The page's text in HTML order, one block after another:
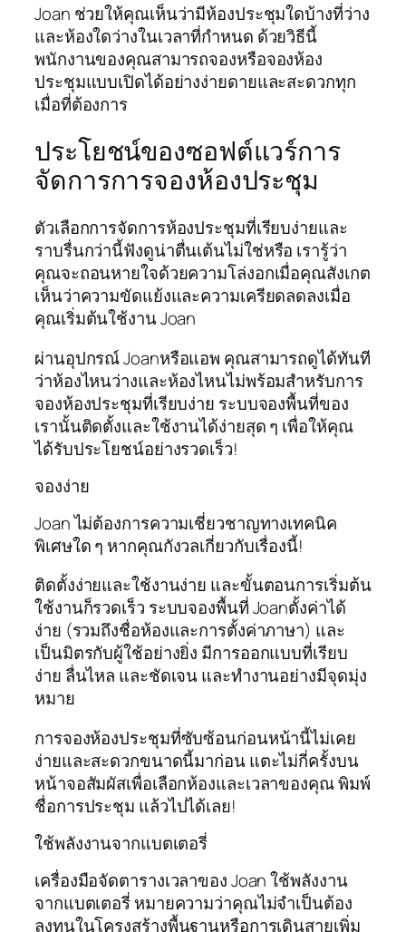
Joan ช่วยให้คุณเห็นว่ามีห้องประชุมใดบ้างที่ว่าง
และห้องใดว่างในเวลาที่กำหนด ด้วยวิธีนี้
พนักงานของคุณสามารถจองหรือจองห้อง
ประชุมแบบเปิดได้อย่างง่ายดายและสะดวกทุก
เมื่อที่ต้องการ
ประโยชน์ของซอฟต์แวร์การ
จัดการการจองห้องประชุม
ตัวเลือกการจัดการห้องประชุมที่เรียบง่ายและ
ราบรื่นกว่านี้ฟังดูน่าตื่นเต้นไม่ใช่หรือ เรารู้ว่า
คุณจะถอนหายใจด้วยความโล่งอกเมื่อคุณสังเกต
เห็นว่าความขัดแย้งและความเครียดลดลงเมื่อ
คุณเริ่มต้นใช้งาน Joan
ผ่านอุปกรณ์ Joanหรือแอพ คุณสามารถดูได้ทันที
ว่าห้องไหนว่างและห้องไหนไม่พร้อมสำหรับการ
จองห้องประชุมที่เรียบง่าย ระบบจองพื้นที่ของ
เรานั้นติดตั้งและใช้งานได้ง่ายสุด ๆ เพื่อให้คุณ
ได้รับประโยชน์อย่างรวดเร็ว!
จองง่าย
Joan ไม่ต้องการความเชี่ยวชาญทางเทคนิค
พิเศษใด ๆ หากคุณกังวลเกี่ยวกับเรื่องนี้!
ติดตั้งง่ายและใช้งานง่าย และขั้นตอนการเริ่มต้น
ใช้งานก็รวดเร็ว ระบบจองพื้นที่ Joanตั้งค่าได้
ง่าย (รวมถึงชื่อห้องและการตั้งค่าภาษา) และ
เป็นมิตรกับผู้ใช้อย่างยิ่ง มีการออกแบบที่เรียบ
ง่าย ลื่นไหล และชัดเจน และทำงานอย่างมีจุดมุ่ง
หมาย
การจองห้องประชุมที่ซับซ้อนก่อนหน้านี้ไม่เคย
ง่ายและสะดวกขนาดนี้มาก่อน แตะไม่กี่ครั้งบน
หน้าจอสัมผัสเพื่อเลือกห้องและเวลาของคุณ พิมพ์
ชื่อการประชุม แล้วไปได้เลย!
ใช้พลังงานจากแบตเตอรี่
เครื่องมือจัดตารางเวลาของ Joan ใช้พลังงาน
จากแบตเตอรี่ หมายความว่าคุณไม่จำเป็นต้อง
ลงทุนในโครงสร้างพื้นฐานหรือการเดินสายเพิ่ม